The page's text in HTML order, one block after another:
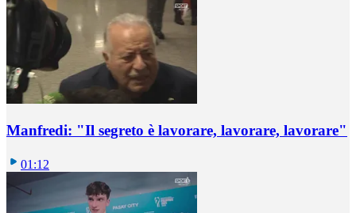
Manfredi: "Il segreto è lavorare, lavorare, lavorare"
01:12